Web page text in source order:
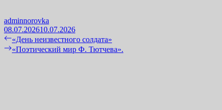
adminnorovka
08.07.202610.07.2026
Навигация
по
Previous
post:
«День неизвестного солдата»
Next
«Поэтический мир Ф. Тютчева».